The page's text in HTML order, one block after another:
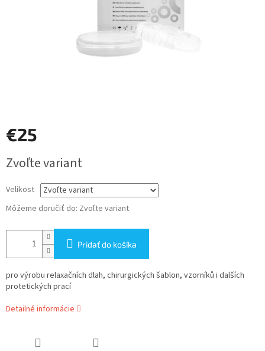
€25
cena:
Zvoľte variant
Velikost
Môžeme doručiť do: Zvoľte variant
Pridať do košíka
pro výrobu relaxačních dlah, chirurgických šablon, vzorníků i dalších
protetických prací
Detailné informácie